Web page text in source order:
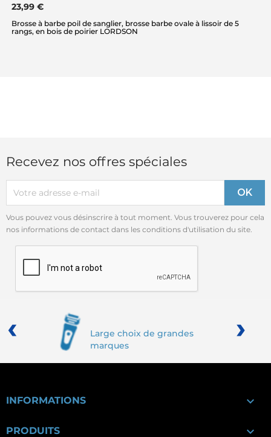
23,99 €
Brosse à barbe poil de sanglier, brosse barbe ovale à lissoir de 5
rangs, en bois de poirier LORDSON
Recevez nos offres spéciales
Vous pouvez vous désinscrire à tout moment. Vous trouverez pour cela
nos informations de contact dans les conditions d'utilisation du site.
Large choix de grandes
marques
‹ ›
INFORMATIONS 
PRODUITS 